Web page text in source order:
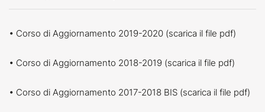
• Corso di Aggiornamento 2019-2020 (scarica il file pdf)
• Corso di Aggiornamento 2018-2019 (scarica il file pdf)
• Corso di Aggiornamento 2017-2018 BIS (scarica il file pdf)